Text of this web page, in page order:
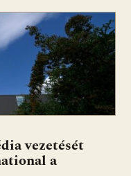
vezetését
a